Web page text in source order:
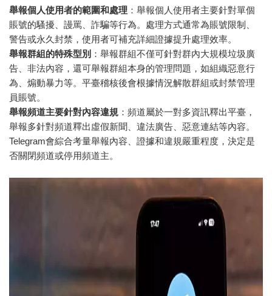
舉報個人使用者的範圍和處理 ：舉報個人使用者主要針對單個
賬號的騷擾、謾罵、詐騙等行為。處理方式通常為賬號限制、
警告或永久封禁，使用者可補充詳細證據提升處理效率。
舉報群組的特殊型別 ：舉報群組不僅可針對群內大規模垃圾廣
告、非法內容，還可舉報群組本身的管理問題，如組織惡意行
為、煽動暴力等。平臺稽核後會根據情況解散群組或封禁管理
員賬號。
舉報頻道主要針對內容違規 ：頻道屬於一對多資訊釋出平臺，
舉報多針對頻道釋出虛假新聞、違法廣告、惡意連結等內容。
Telegram會綜合考量舉報內容、證據和違規嚴重程度，決定是
否關閉頻道或停用頻道主。